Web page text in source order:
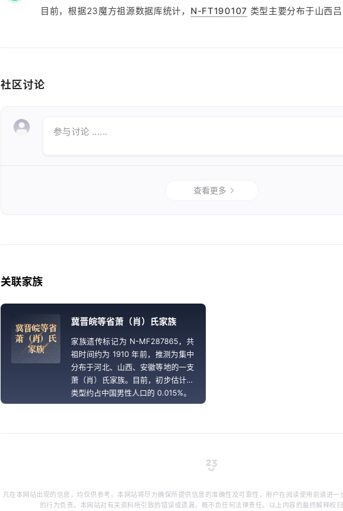
目前，根据23魔方祖源数据库统计， N-FT190107 类型主要分布于山西
社区讨论
参与讨论 ......
查看更多
关联家族
冀晋皖等省
萧 （肖） 氏
家族
冀晋皖等省萧（肖）氏家族
家族遗传标记为 N-MF287865，共
祖时间约为 1910 年前，推测为集中
分布于河北、山西、安徽等地的一支
萧（肖）氏家族。目前，初步估计该
类型约占中国男性人口的 0.015%。
凡在本网站出现的信息，均仅供参考。本网站将尽力确保所提供信息的准确性及可靠性，用户在阅读使用前请进
的行为负责。本网站对有关资料所引致的错误或遗漏，概不负任何法律责任。以上内容的最终解释权